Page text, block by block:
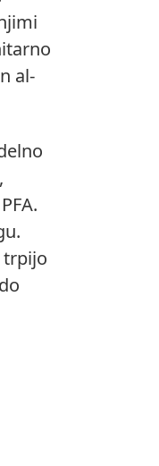
al-
trpijo